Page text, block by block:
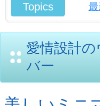
Topics
愛情設計
バー